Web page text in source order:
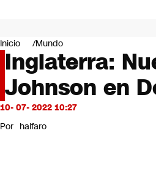
Mundo
Negocios
Deportes
Programas completos
Cultura
Servicios
Bits
CNN Data
Inicio Mundo
Inglaterra:
Johnson en
10- 07- 2022 10:27
Por halfaro